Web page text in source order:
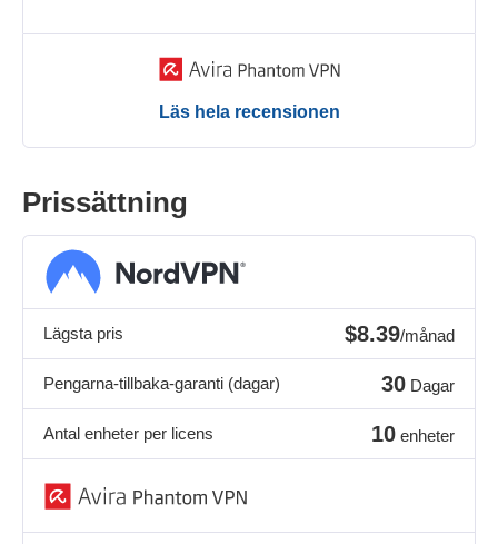
Läs hela recensionen
Prissättning
Lägsta pris $8.39/månad
Pengarna-tillbaka-garanti (dagar) 30 Dagar
Antal enheter per licens 10 enheter